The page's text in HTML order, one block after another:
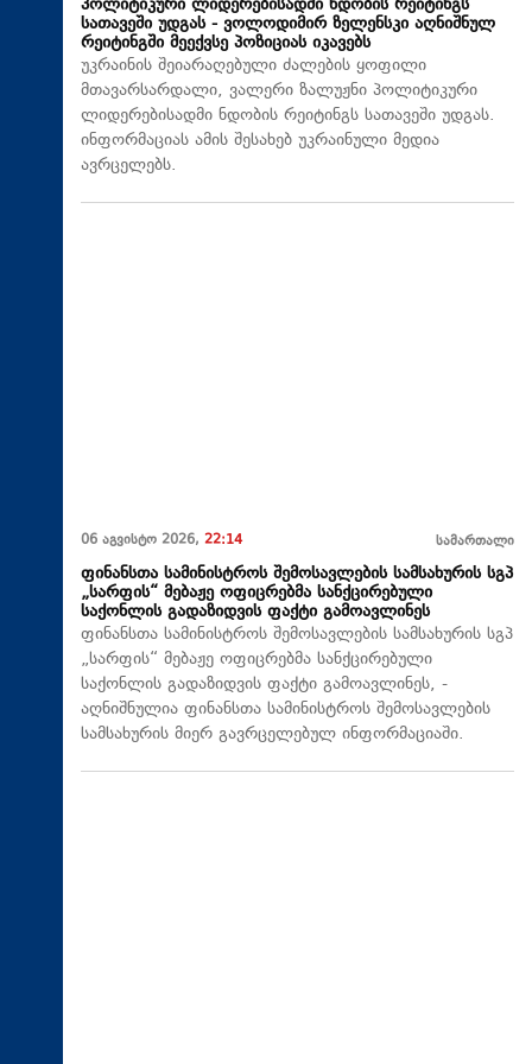
სათავეში უდგას - ვოლოდიმირ ზელენსკი აღნიშნულ
რეიტინგში მეექვსე პოზიციას იკავებს
უკრაინის შეიარაღებული ძალების ყოფილი
მთავარსარდალი, ვალერი ზალუჟნი პოლიტიკური
ლიდერებისადმი ნდობის რეიტინგს სათავეში უდგას.
ინფორმაციას ამის შესახებ უკრაინული მედია
ავრცელებს.
06 აგვისტო 2026, 22:14 სამართალი
ფინანსთა სამინისტროს შემოსავლების სამსახურის სგპ
„სარფის“ მებაჟე ოფიცრებმა სანქცირებული
საქონლის გადაზიდვის ფაქტი გამოავლინეს
ფინანსთა სამინისტროს შემოსავლების სამსახურის სგპ
„სარფის“ მებაჟე ოფიცრებმა სანქცირებული
საქონლის გადაზიდვის ფაქტი გამოავლინეს, -
აღნიშნულია ფინანსთა სამინისტროს შემოსავლების
სამსახურის მიერ გავრცელებულ ინფორმაციაში.